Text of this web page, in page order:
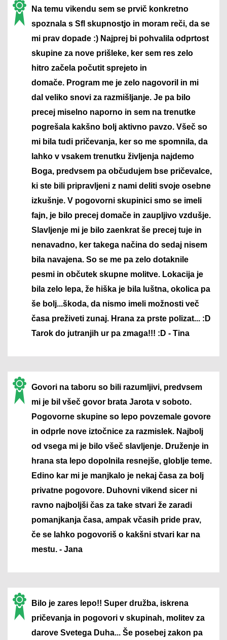
Na temu vikendu sem se prvič konkretno
spoznala s Sfl skupnostjo in moram reči, da se
mi prav dopade :) Najprej bi pohvalila odprtost
skupine za nove prišleke, ker sem res zelo
hitro začela počutit sprejeto in
domače. Program me je zelo nagovoril in mi
dal veliko snovi za razmišljanje. Je pa bilo
precej miselno naporno in sem na trenutke
pogrešala kakšno bolj aktivno pavzo. Všeč so
mi bila tudi pričevanja, ker so me spomnila, da
lahko v vsakem trenutku življenja najdemo
Boga, predvsem pa občudujem bse pričevalce,
ki ste bili pripravljeni z nami deliti svoje osebne
izkušnje. V pogovorni skupinici smo se imeli
fajn, je bilo precej domače in zaupljivo vzdušje.
Slavljenje mi je bilo zaenkrat še precej tuje in
nenavadno, ker takega načina do sedaj nisem
bila navajena. So se me pa zelo dotaknile
pesmi in občutek skupne molitve. Lokacija je
bila zelo lepa, že hiška je bila luštna, okolica pa
še bolj...škoda, da nismo imeli možnosti več
časa preživeti zunaj. Hrana za prste polizat... :D
Tarok do jutranjih ur pa zmaga!!! :D - Tina
Govori na taboru so bili razumljivi, predvsem
mi je bil všeč govor brata Jarota v soboto.
Pogovorne skupine so lepo povzemale govore
in odprle nove iztočnice za razmislek. Najbolj
od vsega mi je bilo všeč slavljenje. Druženje in
hrana sta lepo dopolnila resnejše, globlje teme.
Edino kar mi je manjkalo je nekaj časa za bolj
privatne pogovore. Duhovni vikend sicer ni
ravno najboljši čas za take stvari že zaradi
pomanjkanja časa, ampak včasih pride prav,
če se lahko pogovoriš o kakšni stvari kar na
mestu. - Jana
Bilo je zares lepo!! Super družba, iskrena
pričevanja in pogovori v skupinah, molitev za
darove Svetega Duha... Še posebej zakon pa